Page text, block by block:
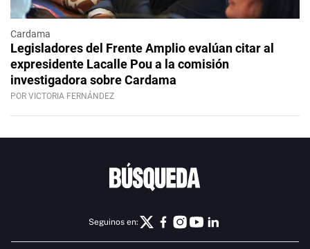
Cardama
Legisladores del Frente Amplio evalúan citar al
expresidente Lacalle Pou a la comisión
investigadora sobre Cardama
POR VICTORIA FERNÁNDEZ
Seguinos en: